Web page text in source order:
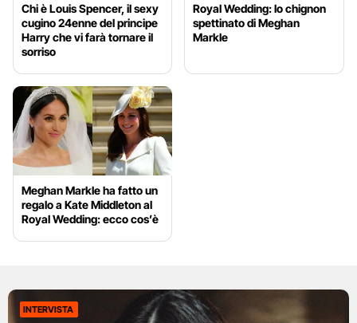
Chi è Louis Spencer, il sexy
cugino 24enne del principe
Harry che vi farà tornare il
sorriso
Royal Wedding: lo chignon
spettinato di Meghan
Markle
Meghan Markle ha fatto un
regalo a Kate Middleton al
Royal Wedding: ecco cos’è
INTERVISTA